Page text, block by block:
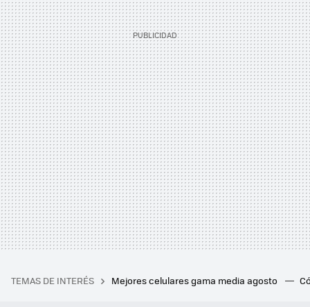
TEMAS DE INTERÉS Mejores celulares gama media agosto